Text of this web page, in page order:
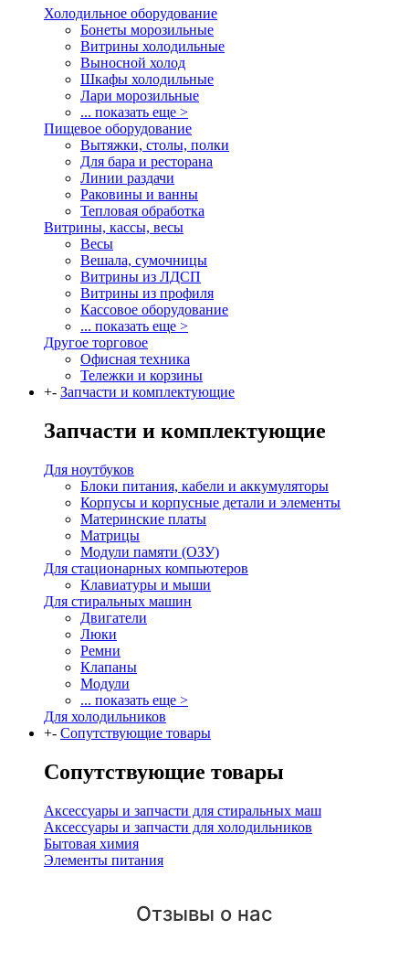
Холодильное оборудование
Бонеты морозильные
Витрины холодильные
Выносной холод
Шкафы холодильные
Лари морозильные
... показать еще >
Пищевое оборудование
Вытяжки, столы, полки
Для бара и ресторана
Линии раздачи
Раковины и ванны
Тепловая обработка
Витрины, кассы, весы
Весы
Вешала, сумочницы
Витрины из ЛДСП
Витрины из профиля
Кассовое оборудование
... показать еще >
Другое торговое
Офисная техника
Тележки и корзины
+- Запчасти и комплектующие
Запчасти и комплектующие
Для ноутбуков
Блоки питания, кабели и аккумуляторы
Корпусы и корпусные детали и элементы
Материнские платы
Матрицы
Модули памяти (ОЗУ)
Для стационарных компьютеров
Клавиатуры и мыши
Для стиральных машин
Двигатели
Люки
Ремни
Клапаны
Модули
... показать еще >
Для холодильников
+- Сопутствующие товары
Сопутствующие товары
Аксессуары и запчасти для стиральных маш
Аксессуары и запчасти для холодильников
Бытовая химия
Элементы питания